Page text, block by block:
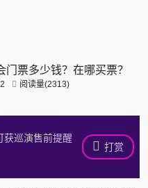
票多少钱？在哪买票？
阅读量(2313)
获巡演售前提醒
打赏